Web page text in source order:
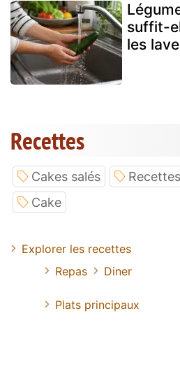
suffit-
les
Recettes
Cakes salés
Cake
Explorer les recettes
Repas
Diner
Plats principaux